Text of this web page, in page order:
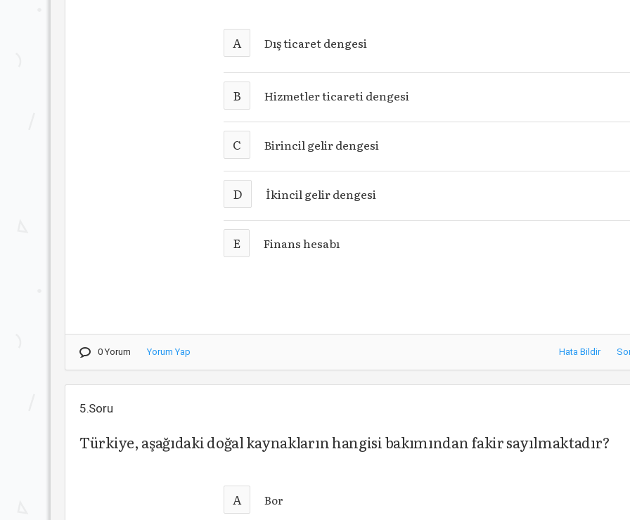
A Dış ticaret dengesi
B Hizmetler ticareti dengesi
C Birincil gelir dengesi
D İkincil gelir dengesi
E Finans hesabı
0 Yorum Yorum Yap Hata Bildir
5.Soru
Türkiye, aşağıdaki doğal kaynakların hangisi bakımından fakir sayılmaktadır?
A Bor